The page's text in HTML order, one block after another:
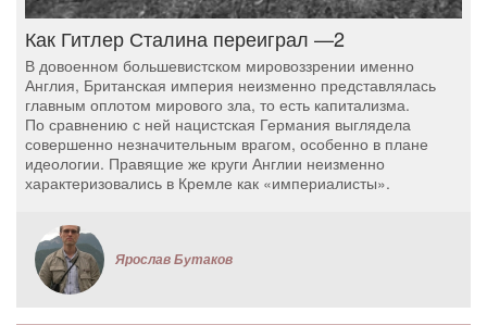
Как Гитлер Сталина переиграл —2
В довоенном большевистском мировоззрении именно
Англия, Британская империя неизменно представлялась
главным оплотом мирового зла, то есть капитализма.
По сравнению с ней нацистская Германия выглядела
совершенно незначительным врагом, особенно в плане
идеологии. Правящие же круги Англии неизменно
характеризовались в Кремле как «империалисты».
Ярослав Бутаков